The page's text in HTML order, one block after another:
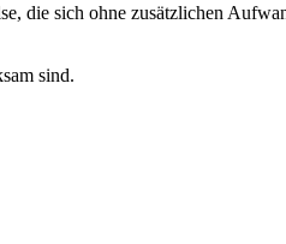
die sich ohne zusätzlichen
sind.